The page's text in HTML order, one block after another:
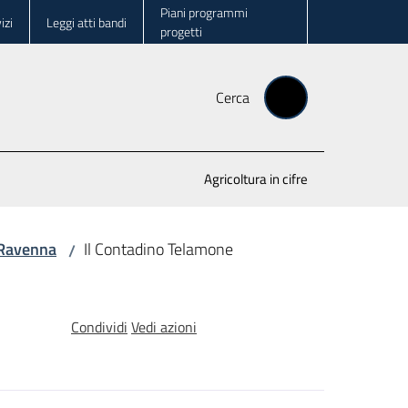
Leggi atti bandi
Piani programmi
progetti
Cerca
Agricoltura in cifre
/ Il Contadino Telamone
Condividi Vedi azioni